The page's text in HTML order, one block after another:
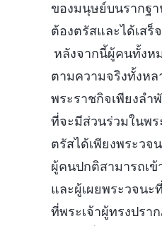
ของมนุษย์บนรากฐ
ต้องตรัสและได้เส
หลังจากนี้ผู้คนทั้งห
ตามความจริงทั้งห
พระราชกิจเพียงลำ
ที่จะมีส่วนร่วมในพร
ตรัสได้เพียงพระวจ
ผู้คนปกติสามารถเ
และผู้เผยพระวจน
ที่พระเจ้าผู้ทรงปรา